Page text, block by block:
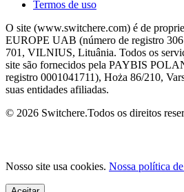
Termos de uso
O site (www.switchere.com) é de
EUROPE UAB (número de registro
701, VILNIUS, Lituânia. Todos os
site são fornecidos pela PAYBIS
registro 0001041711), Hoża 86/210,
suas entidades afiliadas.
© 2026 Switchere.Todos os direitos
Nosso site usa cookies. Nossa política